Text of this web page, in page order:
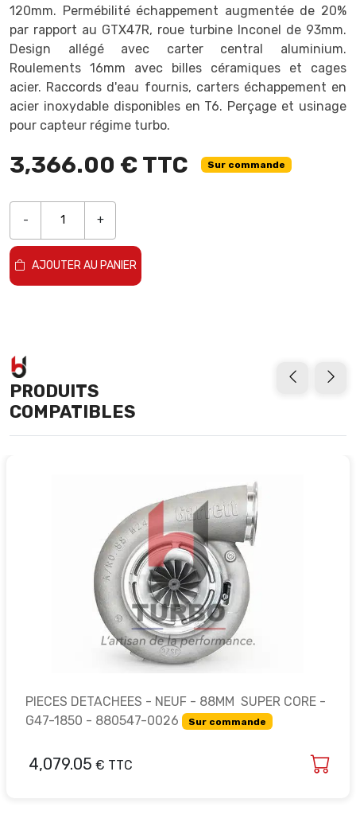
120mm. Permébilité échappement augmentée de 20%
par rapport au GTX47R, roue turbine Inconel de 93mm.
Design allégé avec carter central aluminium.
Roulements 16mm avec billes céramiques et cages
acier. Raccords d'eau fournis, carters échappement en
acier inoxydable disponibles en T6. Perçage et usinage
pour capteur régime turbo.
3,366.00 € TTC Sur commande
- +
AJOUTER AU PANIER
PRODUITS
COMPATIBLES
PIECES DETACHEES - NEUF - 88MM SUPER CORE -
G47-1850 - 880547-0026
Sur commande
4,079.05 € TTC